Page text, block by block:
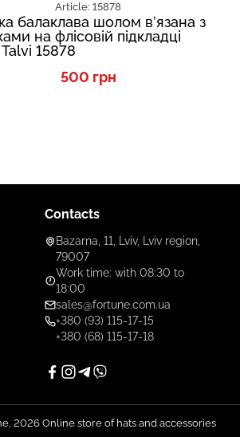
Article: 15878
балаклава шолом в’язана з
на флісовій підкладці
Talvi 15878
500 грн
Contacts
Bazarna, 11, Lviv, Lviv region,
79007
Work time: with 08:30 to
18:00
sales@fortune.com.ua
+380 (93) 115-17-15
+380 (68) 115-17-18
2026Online store of hats and accessories